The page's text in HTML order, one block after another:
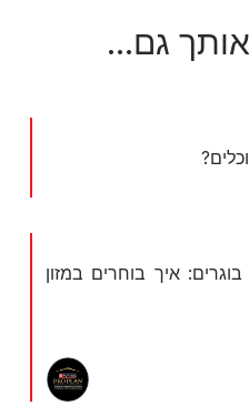
אותך גם...
איך בוחרים במזון